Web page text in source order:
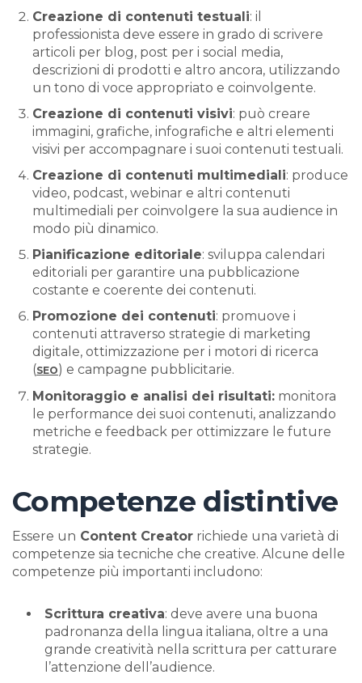
Creazione di contenuti testuali: il
professionista deve essere in grado di scrivere
articoli per blog, post per i social media,
descrizioni di prodotti e altro ancora, utilizzando
un tono di voce appropriato e coinvolgente.
Creazione di contenuti visivi: può creare
immagini, grafiche, infografiche e altri elementi
visivi per accompagnare i suoi contenuti testuali.
Creazione di contenuti multimediali: produce
video, podcast, webinar e altri contenuti
multimediali per coinvolgere la sua audience in
modo più dinamico.
Pianificazione editoriale: sviluppa calendari
editoriali per garantire una pubblicazione
costante e coerente dei contenuti.
Promozione dei contenuti: promuove i
contenuti attraverso strategie di marketing
digitale, ottimizzazione per i motori di ricerca
(SEO) e campagne pubblicitarie.
Monitoraggio e analisi dei risultati: monitora
le performance dei suoi contenuti, analizzando
metriche e feedback per ottimizzare le future
strategie.
Competenze distintive
Essere un Content Creator richiede una varietà di
competenze sia tecniche che creative. Alcune delle
competenze più importanti includono:
Scrittura creativa: deve avere una buona
padronanza della lingua italiana, oltre a una
grande creatività nella scrittura per catturare
l’attenzione dell’audience.